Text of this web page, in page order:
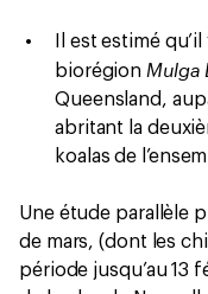
Il est estimé
biorégion Mulga
Queensland,
abritant la
koalas de
Une étude parallèle
de mars, (dont les
période jusqu’au 13